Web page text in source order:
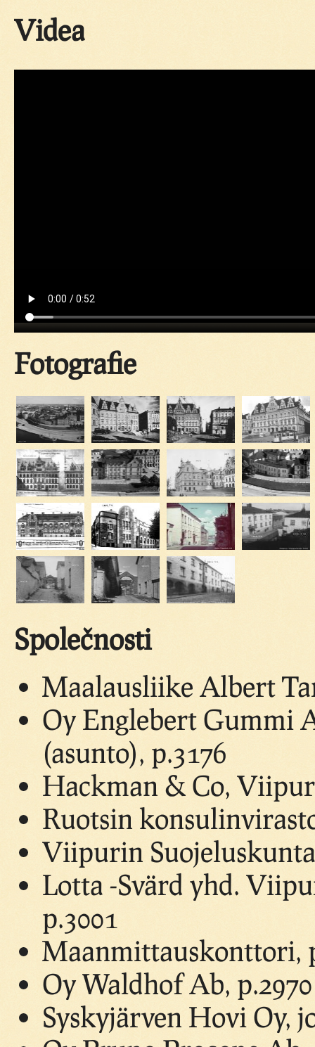
Videa
Fotografie
Společnosti
Maalausliike Albert
Oy Englebert Gummi
(asunto), p.3176
Hackman & Co,
Ruotsin
Viipurin
Lotta -Svärd yhd.
p.3001
Maanmittauskonttori,
Oy Waldhof Ab, p.2970
Syskyjärven Hovi Oy,